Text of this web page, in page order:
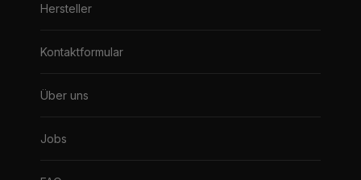
Hersteller
Kontaktformular
Über uns
Jobs